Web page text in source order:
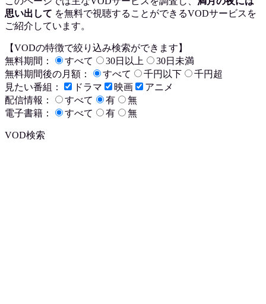
思い出して を無料で視聴することができるVODサービスを
ご紹介しています。
【VODの特徴で絞り込み検索ができます】
無料期間：
すべて 30日以上
30日未満
無料期間後の月額：
すべて 千円以下
千円超
見たい番組：
ドラマ 映画
アニメ
配信情報：
すべて 有
無
電子書籍：
すべて 有 無
VOD検索